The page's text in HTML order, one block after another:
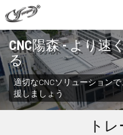
CNC陽森 - より速
る
適切なCNCソリューション
援しましょう
ト